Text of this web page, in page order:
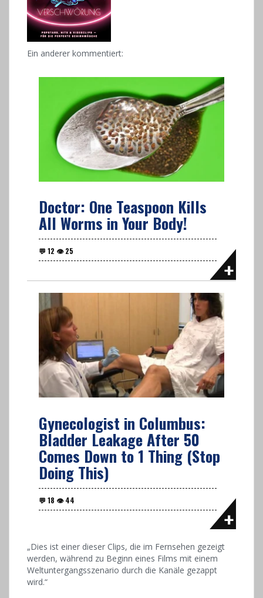
Ein anderer kommentiert:
Doctor: One Teaspoon Kills
All Worms in Your Body!
Gynecologist in Columbus:
Bladder Leakage After 50
Comes Down to 1 Thing (Stop
Doing This)
„Dies ist einer dieser Clips, die im Fernsehen gezeigt
werden, während zu Beginn eines Films mit einem
Weltuntergangsszenario durch die Kanäle gezappt
wird.“